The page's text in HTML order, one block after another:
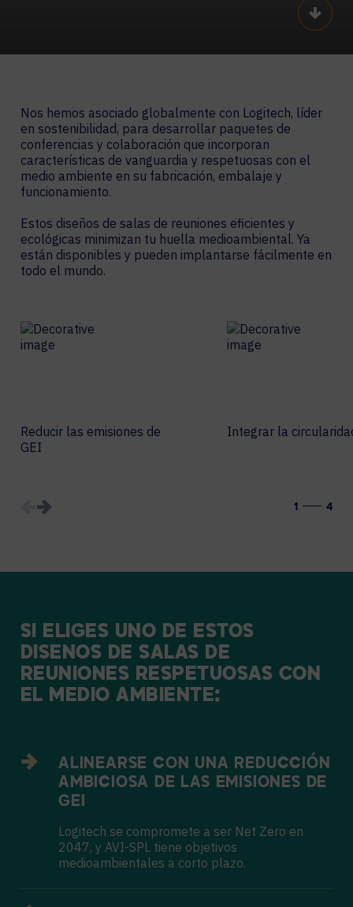
Scroll
Nos hemos asociado globalmente con Logitech, líder
en sostenibilidad, para desarrollar paquetes de
conferencias y colaboración que incorporan
características de vanguardia y respetuosas con el
medio ambiente en su fabricación, embalaje y
funcionamiento.
Estos diseños de salas de reuniones eficientes y
ecológicas minimizan tu huella medioambiental. Ya
están disponibles y pueden implantarse fácilmente en
todo el mundo.
Reducir las emisiones de
GEI
Integrar la
1 4
SI ELIGES UNO DE ESTOS
DISEÑOS DE SALAS DE
REUNIONES RESPETUOSAS CON
EL MEDIO AMBIENTE:
ALINEARSE CON UNA REDUCCIÓN
AMBICIOSA DE LAS EMISIONES DE
GEI
Logitech se compromete a ser Net Zero en
2047, y AVI-SPL tiene objetivos
medioambientales a corto plazo.